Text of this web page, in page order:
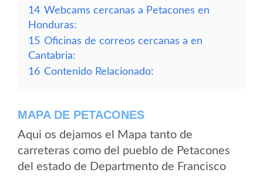
14 Webcams cercanas a Petacones en
Honduras:
15 Oficinas de correos cercanas a en
Cantabria:
16 Contenido Relacionado:
MAPA DE PETACONES
Aqui os dejamos el Mapa tanto de
carreteras como del pueblo de Petacones
del estado de Departmento de Francisco